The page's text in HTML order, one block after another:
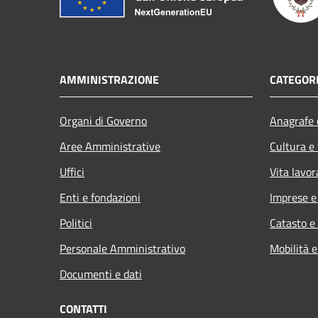
AMMINISTRAZIONE
Organi di Governo
Aree Amministrative
Uffici
Enti e fondazioni
Politici
Personale Amministrativo
Documenti e dati
Cultura
Vita
Imprese
Catasto
Mobilità
CONTATTI